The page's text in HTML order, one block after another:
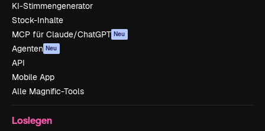
KI-Stimmengenerator
Stock-Inhalte
MCP für Claude/ChatGPT Neu
Agenten Neu
API
Mobile App
Alle Magnific-Tools
Loslegen